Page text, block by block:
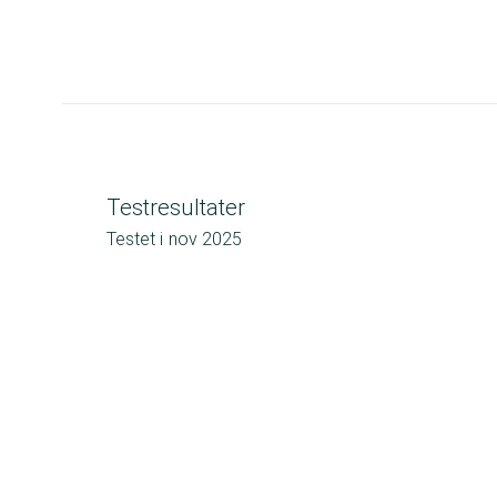
Testresultater
Testet i nov 2025